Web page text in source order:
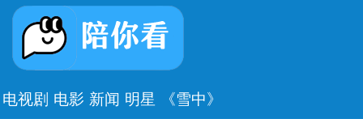
电视剧 电影 新闻 明星 《雪中》